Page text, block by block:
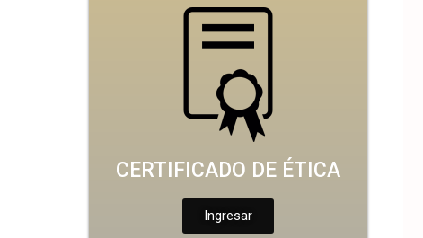
CERTIFICADO DE ÉTICA
Ingresar